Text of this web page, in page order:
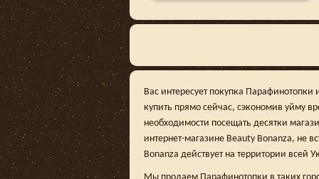
Вас интересует покупка
купить прямо сейчас, сэкономив уйму
необходимости посещать десятки
интернет-магазине Beauty Bonanza, не
Bonanza действует на территории всей